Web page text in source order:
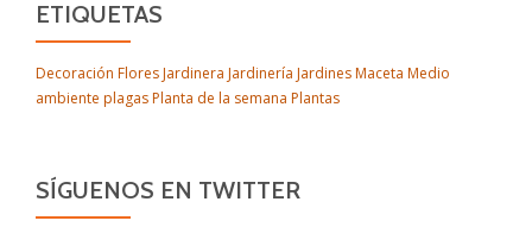
ETIQUETAS
Decoración FloresJardinera Jardinería JardinesMaceta Medio
ambiente plagasPlanta de la semana Plantas
SÍGUENOS EN TWITTER